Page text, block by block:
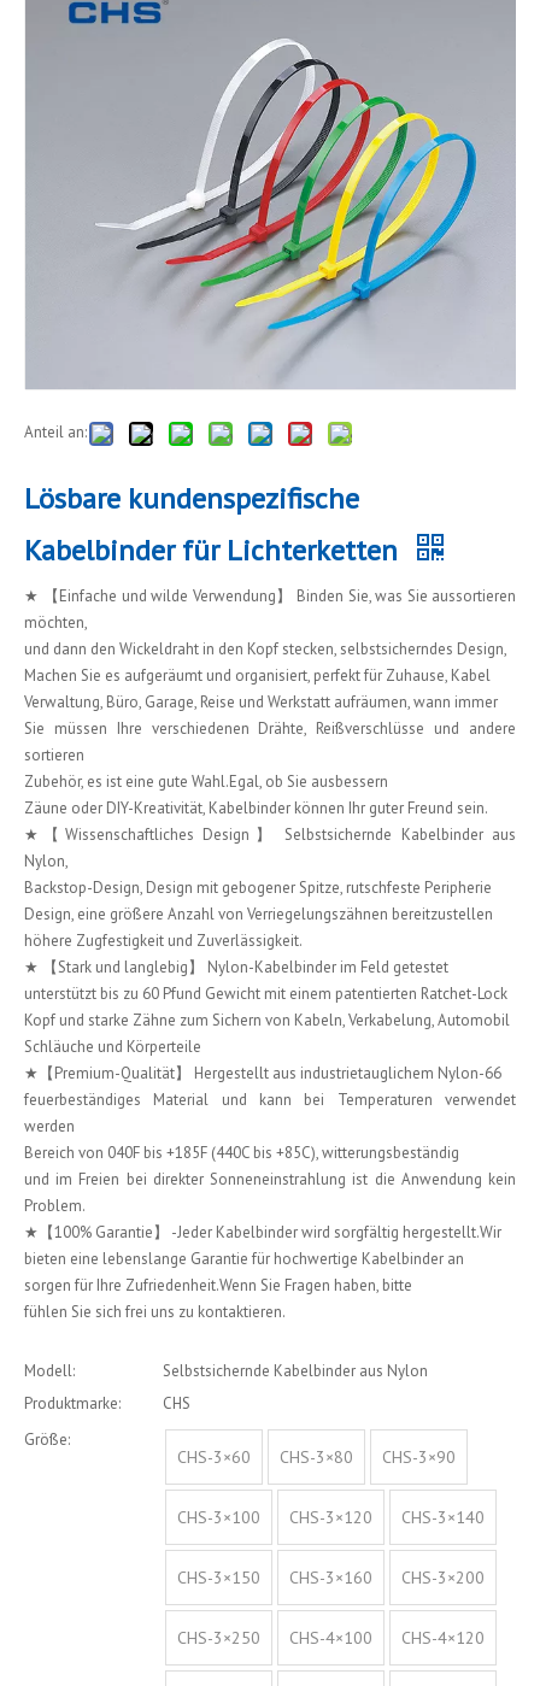
Anteil an:
Lösbare kundenspezifische
Kabelbinder für Lichterketten
★ 【Einfache und wilde Verwendung】 Binden Sie, was Sie aussortieren
möchten,
und dann den Wickeldraht in den Kopf stecken, selbstsicherndes Design,
Machen Sie es aufgeräumt und organisiert, perfekt für Zuhause, Kabel
Verwaltung, Büro, Garage, Reise und Werkstatt aufräumen, wann immer
Sie müssen Ihre verschiedenen Drähte, Reißverschlüsse und andere
sortieren
Zubehör, es ist eine gute Wahl.Egal, ob Sie ausbessern
Zäune oder DIY-Kreativität, Kabelbinder können Ihr guter Freund sein.
★【Wissenschaftliches Design】 Selbstsichernde Kabelbinder aus
Nylon,
Backstop-Design, Design mit gebogener Spitze, rutschfeste Peripherie
Design, eine größere Anzahl von Verriegelungszähnen bereitzustellen
höhere Zugfestigkeit und Zuverlässigkeit.
★ 【Stark und langlebig】 Nylon-Kabelbinder im Feld getestet
unterstützt bis zu 60 Pfund Gewicht mit einem patentierten Ratchet-Lock
Kopf und starke Zähne zum Sichern von Kabeln, Verkabelung, Automobil
Schläuche und Körperteile
★【Premium-Qualität】 Hergestellt aus industrietauglichem Nylon-66
feuerbeständiges Material und kann bei Temperaturen verwendet
werden
Bereich von 040F bis +185F (440C bis +85C), witterungsbeständig
und im Freien bei direkter Sonneneinstrahlung ist die Anwendung kein
Problem.
★【100% Garantie】 -Jeder Kabelbinder wird sorgfältig hergestellt.Wir
bieten eine lebenslange Garantie für hochwertige Kabelbinder an
sorgen für Ihre Zufriedenheit.Wenn Sie Fragen haben, bitte
fühlen Sie sich frei uns zu kontaktieren.
Modell:
Selbstsichernde Kabelbinder aus Nylon
Produktmarke:
CHS
Größe:
CHS-3×60 CHS-3×80 CHS-3×90
CHS-3×100 CHS-3×120 CHS-3×140
CHS-3×150 CHS-3×160 CHS-3×200
CHS-3×250 CHS-4×100 CHS-4×120